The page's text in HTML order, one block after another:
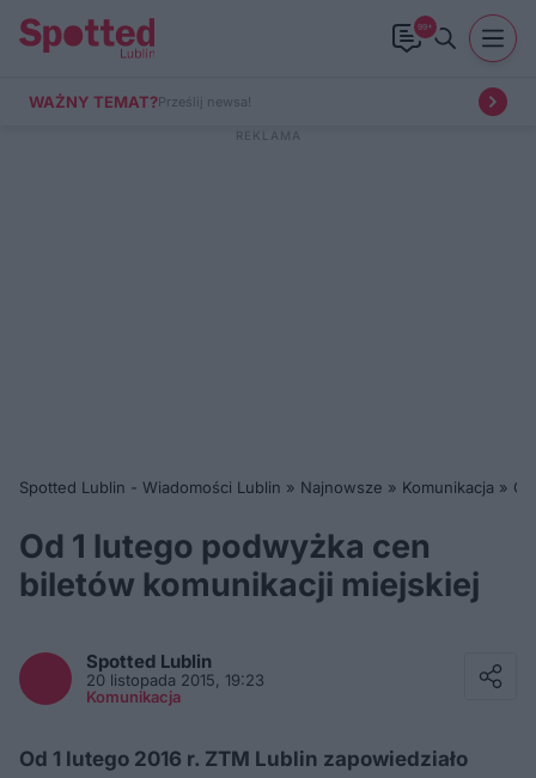
99+
WAŻNY TEMAT?Prześlij newsa!
Spotted Lublin - Wiadomości Lublin » Najnowsze » Komunikacja »
Od 1 lutego podwyżka cen
biletów komunikacji miejskiej
Spotted Lublin
20 listopada 2015, 19:23
Komunikacja
Od 1 lutego 2016 r. ZTM Lublin zapowiedziało